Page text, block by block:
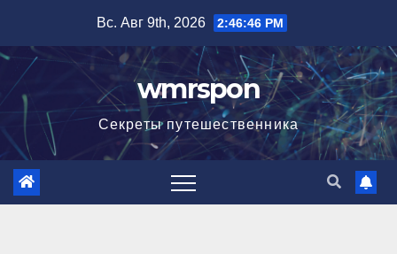
содержимому
Вс. Авг 9th, 2026 2:46:47 PM
wmrspon
Секреты путешественника